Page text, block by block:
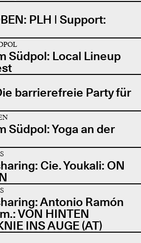
PLH | Support:
Südpol: Local Lineup
barrierefreie Party für
Südpol: Yoga an der
Cie. Youkali: ON
Antonio Ramón
VON HINTEN
INS AUGE (AT)